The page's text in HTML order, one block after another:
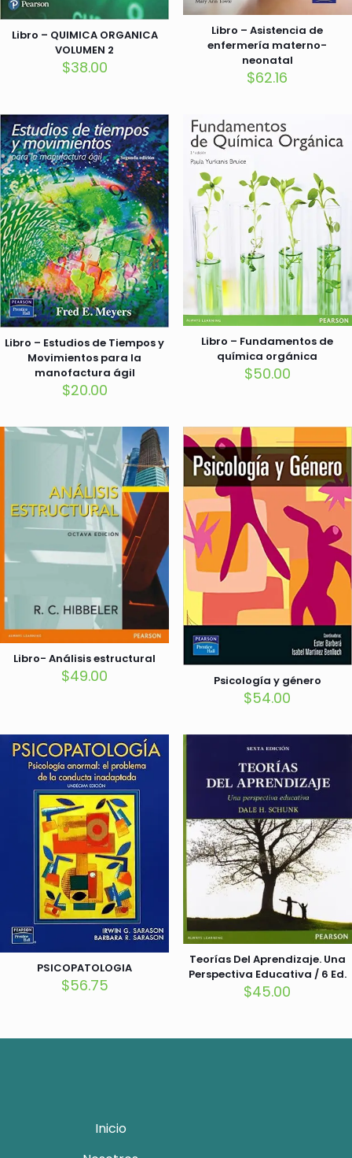
Libro – QUIMICA ORGANICA
VOLUMEN 2
$38.00
Libro – Asistencia de
enfermería materno-
neonatal
$62.16
Libro – Estudios de Tiempos y
Movimientos para la
manofactura ágil
$20.00
Libro – Fundamentos de
química orgánica
$50.00
Libro- Análisis estructural
$49.00 Psicología y género
$54.00
PSICOPATOLOGIA
$56.75
Teorías Del Aprendizaje. Una
Perspectiva Educativa / 6 Ed.
$45.00
Inicio